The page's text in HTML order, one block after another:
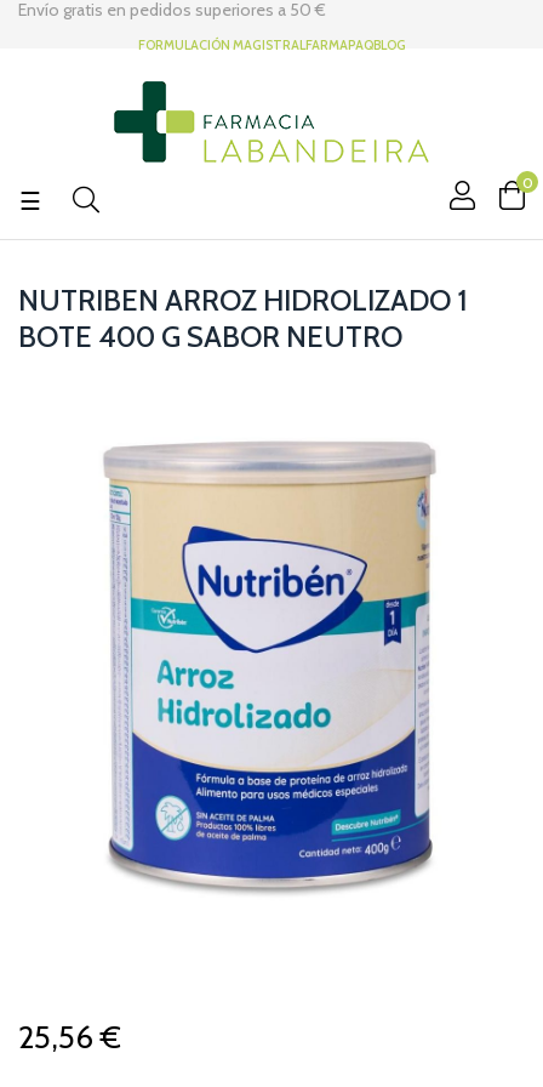
Envío gratis en pedidos superiores a 50 €
FORMULACIÓN MAGISTRALFARMAPAQBLOG
0
Navegación
palanca
☰
NUTRIBEN ARROZ HIDROLIZADO 1
BOTE 400 G SABOR NEUTRO
25,56 €